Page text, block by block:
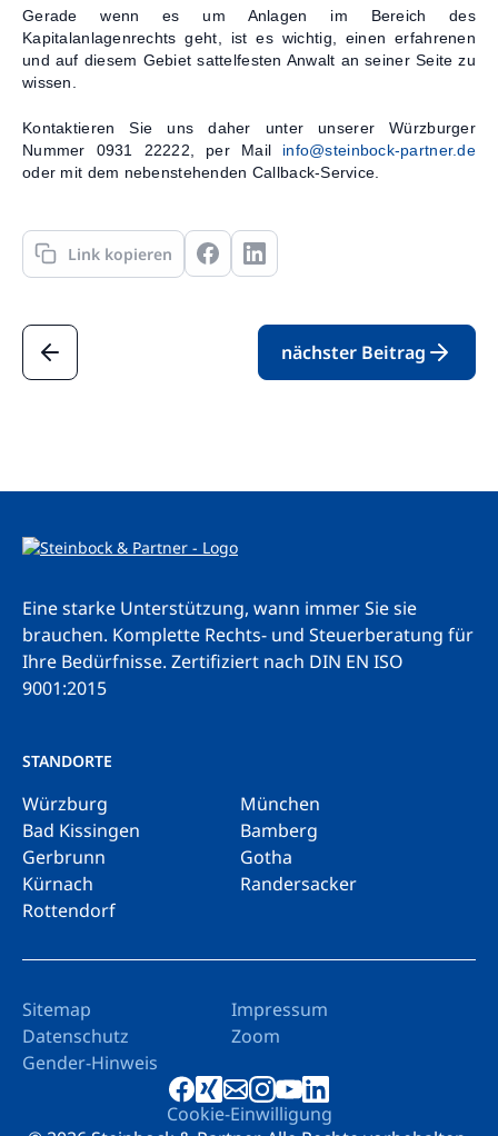
Gerade wenn es um Anlagen im Bereich des
Kapitalanlagenrechts geht, ist es wichtig, einen erfahrenen
und auf diesem Gebiet sattelfesten Anwalt an seiner Seite zu
wissen.
Kontaktieren Sie uns daher unter unserer Würzburger
Nummer 0931 22222, per Mail info@steinbock-partner.de
oder mit dem nebenstehenden Callback-Service.
Link kopieren
nächster Beitrag
Eine starke Unterstützung, wann immer Sie sie
brauchen. Komplette Rechts- und Steuerberatung für
Ihre Bedürfnisse. Zertifiziert nach DIN EN ISO
9001:2015
STANDORTE
Würzburg
München
Bad Kissingen
Bamberg
Gerbrunn
Gotha
Kürnach
Randersacker
Rottendorf
Sitemap
Impressum
Datenschutz
Zoom
Gender-Hinweis
Cookie-Einwilligung